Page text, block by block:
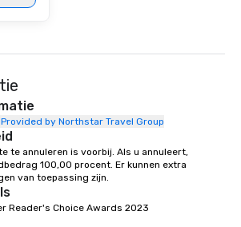
Our exclusive
right of you. Because
walking in between,
countless
down at each venue
by Northstar Travel Group
te annuleren is voorbij. Als u annuleert,
100,00 procent. Er kunnen extra
van toepassing zijn.
Reader's Choice Awards 2023